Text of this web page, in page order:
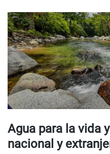
Agua para la vida
nacional y